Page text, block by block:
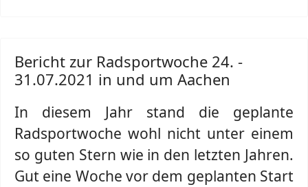
Bericht zur Radsportwoche 24. -
31.07.2021 in und um Aachen
In diesem Jahr stand die geplante
Radsportwoche wohl nicht unter einem
so guten Stern wie in den letzten Jahren.
Gut eine Woche vor dem geplanten Start